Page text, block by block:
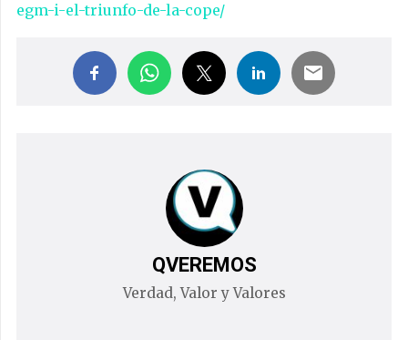
egm-i-el-triunfo-de-la-cope/
QVEREMOS
Verdad, Valor y Valores